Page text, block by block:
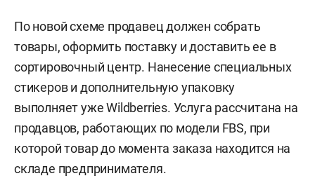
По новой схеме продавец должен собрать
товары, оформить поставку и доставить ее в
сортировочный центр. Нанесение специальных
стикеров и дополнительную упаковку
выполняет уже Wildberries. Услуга рассчитана на
продавцов, работающих по модели FBS, при
которой товар до момента заказа находится на
складе предпринимателя.